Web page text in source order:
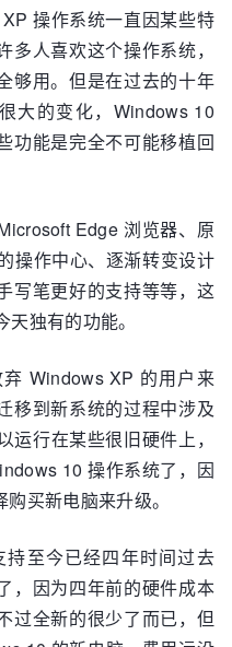
操作系统一直因某些特
人喜欢这个操作系统，
够用。但是在过去的十年
大的变化，Windows 10
功能是完全不可能移植回
Edge 浏览器、原
操作中心、逐渐转变设计
写笔更好的支持等等，这
独有的功能。
Windows XP 的用户来
移到新系统的过程中涉及
行在某些很旧硬件上，
10 操作系统了，因
买新电脑来升级。
至今已经四年时间过去
，因为四年前的硬件成本
过全新的很少了而已，但